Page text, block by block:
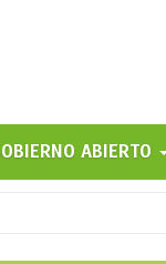
ABIERTO